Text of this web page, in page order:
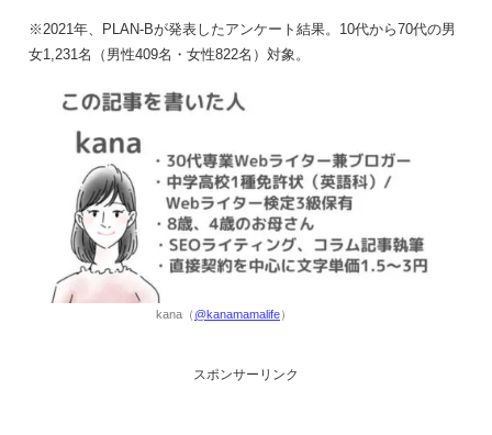
※2021年、PLAN-Bが発表したアンケート結果。10代から70代の男
女1,231名（男性409名・女性822名）対象。
kana（ @kanamamalife）
スポンサーリンク